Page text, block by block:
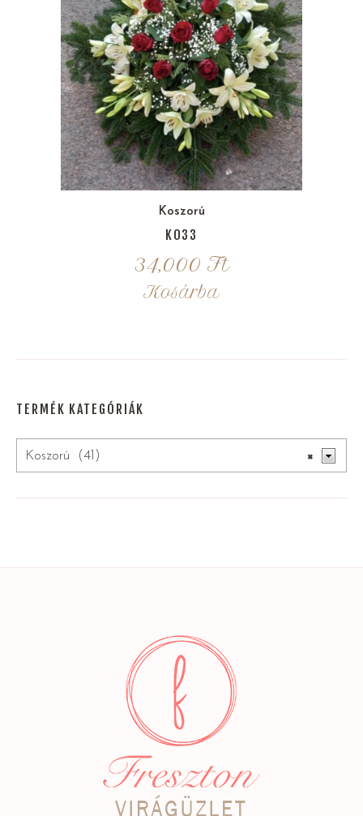
Koszorú
K033
34,000 Ft
Kosárba
TERMÉK KATEGÓRIÁK
×
Koszorú (41)